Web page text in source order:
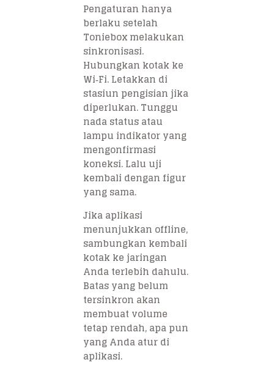
Pengaturan hanya
berlaku setelah
Toniebox melakukan
sinkronisasi.
Hubungkan kotak ke
Wi‑Fi. Letakkan di
stasiun pengisian jika
diperlukan. Tunggu
nada status atau
lampu indikator yang
mengonfirmasi
koneksi. Lalu uji
kembali dengan figur
yang sama.
Jika aplikasi
menunjukkan offline,
sambungkan kembali
kotak ke jaringan
Anda terlebih dahulu.
Batas yang belum
tersinkron akan
membuat volume
tetap rendah, apa pun
yang Anda atur di
aplikasi.